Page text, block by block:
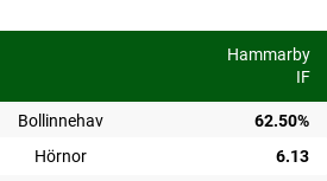
Hammarby
IF
Bollinnehav
62.50%
Hörnor
6.13